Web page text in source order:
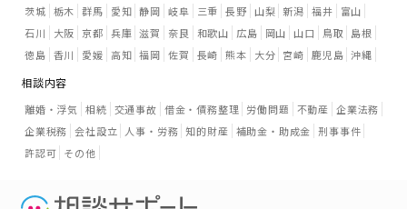
茨城 栃木 群馬 愛知 静岡 岐阜 三重 長野 山梨 新潟 福井
富山
石川
大阪 京都 兵庫 滋賀 奈良 和歌山 広島 岡山 山口 鳥取
島根
徳島 香川 愛媛 高知 福岡 佐賀 長崎 熊本 大分 宮崎 鹿児島 沖縄
相談内容
離婚・浮気 相続 交通事故 借金・債務整理 労働問題 不動産 企業法務
企業税務 会社設立 人事・労務 知的財産 補助金・助成金 刑事事件
許認可 その他